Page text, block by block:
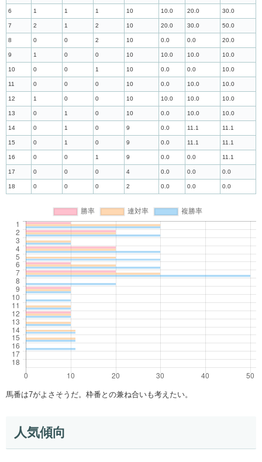
6 1 1 1 10 10.0 20.0 30.0
7 2 1 2 10 20.0 30.0 50.0
8 0 0 2 10 0.0 0.0 20.0
9 1 0 0 10 10.0 10.0 10.0
10 0 0 1 10 0.0 0.0 10.0
11 0 0 0 10 0.0 10.0 10.0
12 1 0 0 10 10.0 10.0 10.0
13 0 1 0 10 0.0 10.0 10.0
14 0 1 0 9 0.0 11.1 11.1
15 0 1 0 9 0.0 11.1 11.1
16 0 0 1 9 0.0 0.0 11.1
17 0 0 0 4 0.0 0.0 0.0
18 0 0 0 2 0.0 0.0 0.0
馬番は7がよさそうだ。枠番との兼ね合いも考えたい。
人気傾向